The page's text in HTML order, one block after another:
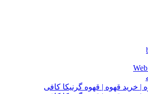
| خرید قهوه | قهوه گرنیکا کافی